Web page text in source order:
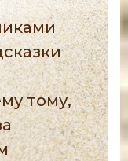
тому,